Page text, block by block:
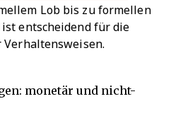
Lob bis zu formellen
entscheidend für die
monetär und nicht-